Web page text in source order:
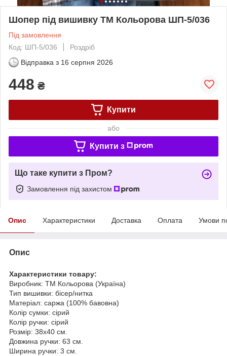
Шопер під вишивку ТМ Кольорова ШП-5/036
Під замовлення
Код: ШП-5/036
Роздріб
Відправка з 16 серпня 2026
448 ₴
Купити
або
Купити з
Що таке купити з Пром?
Замовлення під захистом
Опис Характеристики Доставка Оплата Умови
Опис
Характеристики товару:
Виробник: ТМ Кольорова (Україна)
Тип вишивки: бісер/нитка
Матеріал: саржа (100% бавовна)
Колір сумки: сірий
Колір ручки: сірий
Розмір: 38х40 см.
Довжина ручки: 63 см.
Ширина ручки: 3 см.